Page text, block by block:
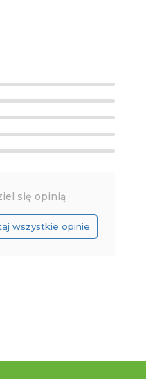
się opinią
wszystkie opinie